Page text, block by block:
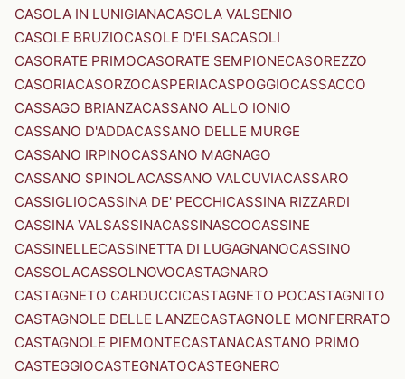
CASOLA IN LUNIGIANACASOLA VALSENIO
CASOLE BRUZIOCASOLE D'ELSACASOLI
CASORATE PRIMOCASORATE SEMPIONECASOREZZO
CASORIACASORZOCASPERIACASPOGGIOCASSACCO
CASSAGO BRIANZACASSANO ALLO IONIO
CASSANO D'ADDACASSANO DELLE MURGE
CASSANO IRPINOCASSANO MAGNAGO
CASSANO SPINOLACASSANO VALCUVIACASSARO
CASSIGLIOCASSINA DE' PECCHICASSINA RIZZARDI
CASSINA VALSASSINACASSINASCOCASSINE
CASSINELLECASSINETTA DI LUGAGNANOCASSINO
CASSOLACASSOLNOVOCASTAGNARO
CASTAGNETO CARDUCCICASTAGNETO POCASTAGNITO
CASTAGNOLE DELLE LANZECASTAGNOLE MONFERRATO
CASTAGNOLE PIEMONTECASTANACASTANO PRIMO
CASTEGGIOCASTEGNATOCASTEGNERO